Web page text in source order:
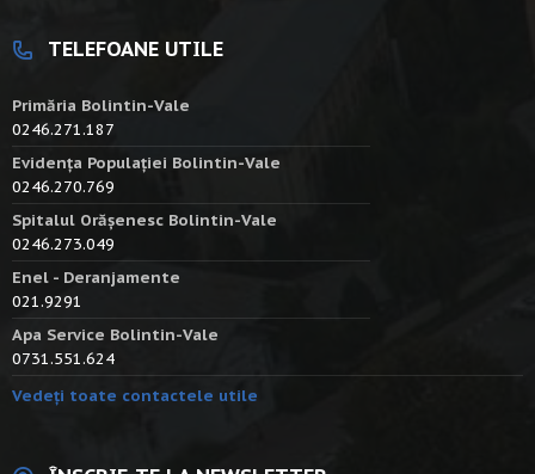
TELEFOANE UTILE
Primăria Bolintin-Vale
0246.271.187
Evidența Populației Bolintin-Vale
0246.270.769
Spitalul Orășenesc Bolintin-Vale
0246.273.049
Enel - Deranjamente
021.9291
Apa Service Bolintin-Vale
0731.551.624
Vedeți toate contactele utile